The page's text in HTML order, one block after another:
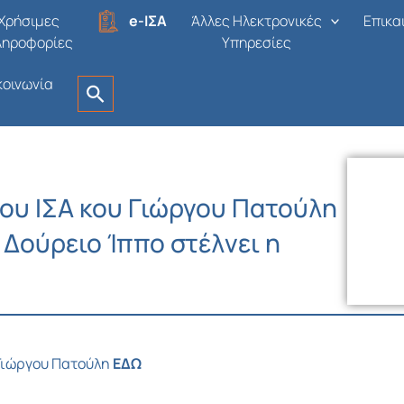
e-ΙΣΑ
Άλλες Ηλεκτρονικές
Υπηρεσίες
ΙΣΑ κου Γιώργου Πατούλη
Ίππο στέλνει η
Πατούλη ΕΔΩ